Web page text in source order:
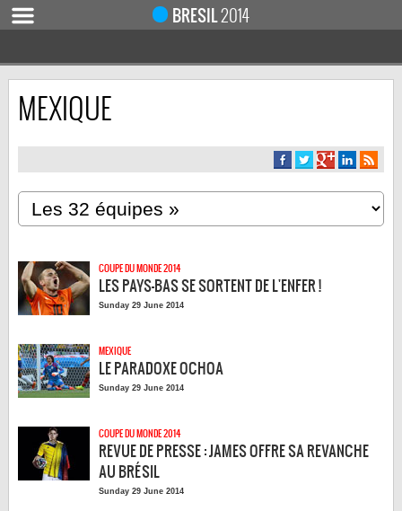
BRESIL2014
ACCUEIL
CALENDRIER / RÉSULTATS
DEMI-FINALES
CLASSEMENTS
HOMME DU MATCH
LES 32 ÉQUIPES
LES STADES
QUALIFICATIONS
MEXIQUE
COUPE DU MONDE 2014
LES PAYS-BAS SE SORTENT DE L'ENFER !
Sunday 29 June 2014
MEXIQUE
LE PARADOXE OCHOA
Sunday 29 June 2014
COUPE DU MONDE 2014
REVUE DE PRESSE : JAMES OFFRE SA REVANCHE
AU BRÉSIL
Sunday 29 June 2014